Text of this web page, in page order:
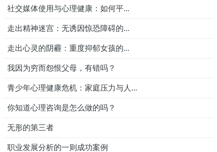
社交媒体使用与心理健康：如何平...
走出精神迷宫：无诱因惊恐障碍的...
走出心灵的阴霾：重度抑郁女孩的...
我因为穷而怨恨父母，有错吗？
青少年心理健康危机：家庭压力与人...
你知道心理咨询是怎么做的吗？
无形的第三者
职业发展分析的一则成功案例